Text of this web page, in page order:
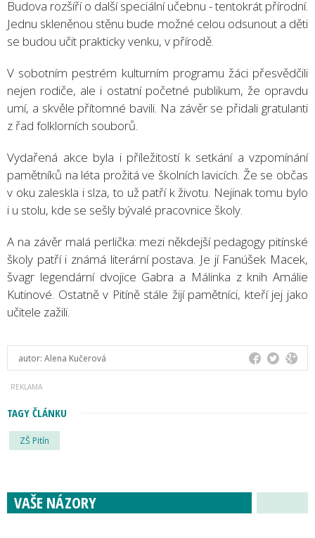
Budova rozšíří o další speciální učebnu - tentokrát přírodní.
Jednu skleněnou stěnu bude možné celou odsunout a děti
se budou učit prakticky venku, v přírodě.
V sobotním pestrém kulturním programu žáci přesvědčili
nejen rodiče, ale i ostatní početné publikum, že opravdu
umí, a skvěle přítomné bavili. Na závěr se přidali gratulanti
z řad folklorních souborů.
Vydařená akce byla i příležitostí k setkání a vzpomínání
pamětníků na léta prožitá ve školních lavicích. Že se občas
v oku zaleskla i slza, to už patří k životu. Nejinak tomu bylo
i u stolu, kde se sešly bývalé pracovnice školy.
A na závěr malá perlička: mezi někdejší pedagogy pitínské
školy patří i známá literární postava. Je jí Fanúšek Macek,
švagr legendární dvojice Gabra a Málinka z knih Amálie
Kutinové. Ostatně v Pitíně stále žijí pamětníci, kteří jej jako
učitele zažili.
autor: Alena Kučerová
TAGY ČLÁNKU
ZŠ Pitín
VAŠE NÁZORY